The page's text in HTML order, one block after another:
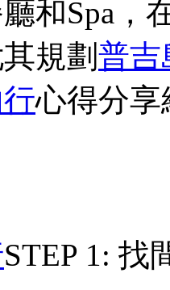
和Spa ，
規劃 普吉
心得分
STEP 1: 找